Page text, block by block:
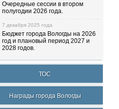
Очередные сессии в втором
полугодии 2026 года.
7 декабря 2025 года
Бюджет города Вологды на 2026
год и плановый период 2027 и
2028 годов.
ТОС
Награды города Вологды